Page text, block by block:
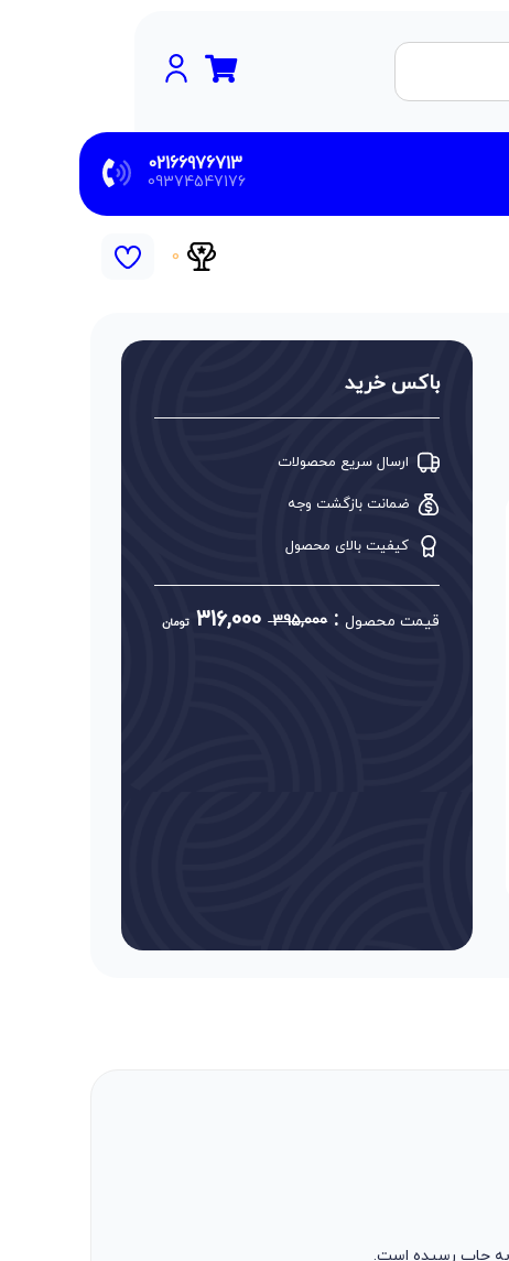
02166976713
09374547176
0
باکس خرید
ارسال سریع محصولات
ضمانت بازگشت وجه
کیفیت بالای محصول
قیمت محصول:
395,000
316,000 تومان